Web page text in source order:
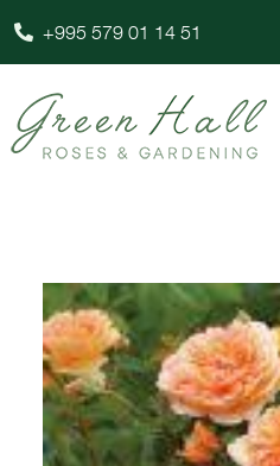
+995 579 01 14 51